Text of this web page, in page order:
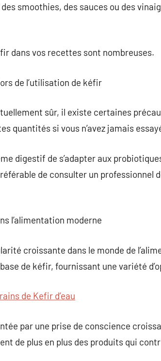
smoothies, des sauces ou des
dans vos recettes sont nombreuses.
de l’utilisation de kéfir
sûr, il existe certaines
quantités si vous n’avez jamais
digestif de s’adapter aux
de consulter un professionnel
l’alimentation moderne
croissante dans le monde de
de kéfir, fournissant une variété
de Kefir d’eau
par une prise de conscience
de plus en plus des produits qui